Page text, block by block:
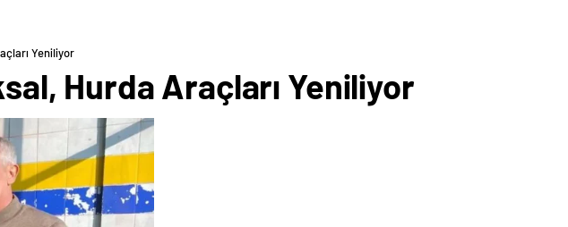
Yeniliyor
Hurda Araçları Yeniliyor